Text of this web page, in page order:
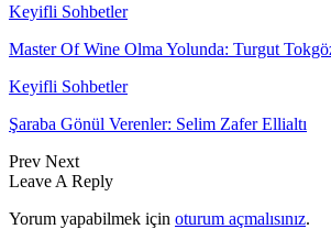
Keyifli Sohbetler
Master Of Wine Olma Yolunda: Turgut
Keyifli Sohbetler
Şaraba Gönül Verenler: Selim Zafer Ellialtı
Prev Next
Leave A Reply
Yorum yapabilmek için oturum açmalısınız.